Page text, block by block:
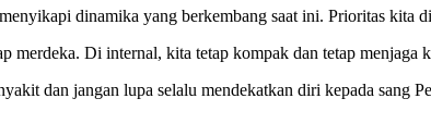
dinamika yang berkembang saat ini. Prioritas kita
Di internal, kita tetap kompak dan tetap menjaga
dan jangan lupa selalu mendekatkan diri kepada sang